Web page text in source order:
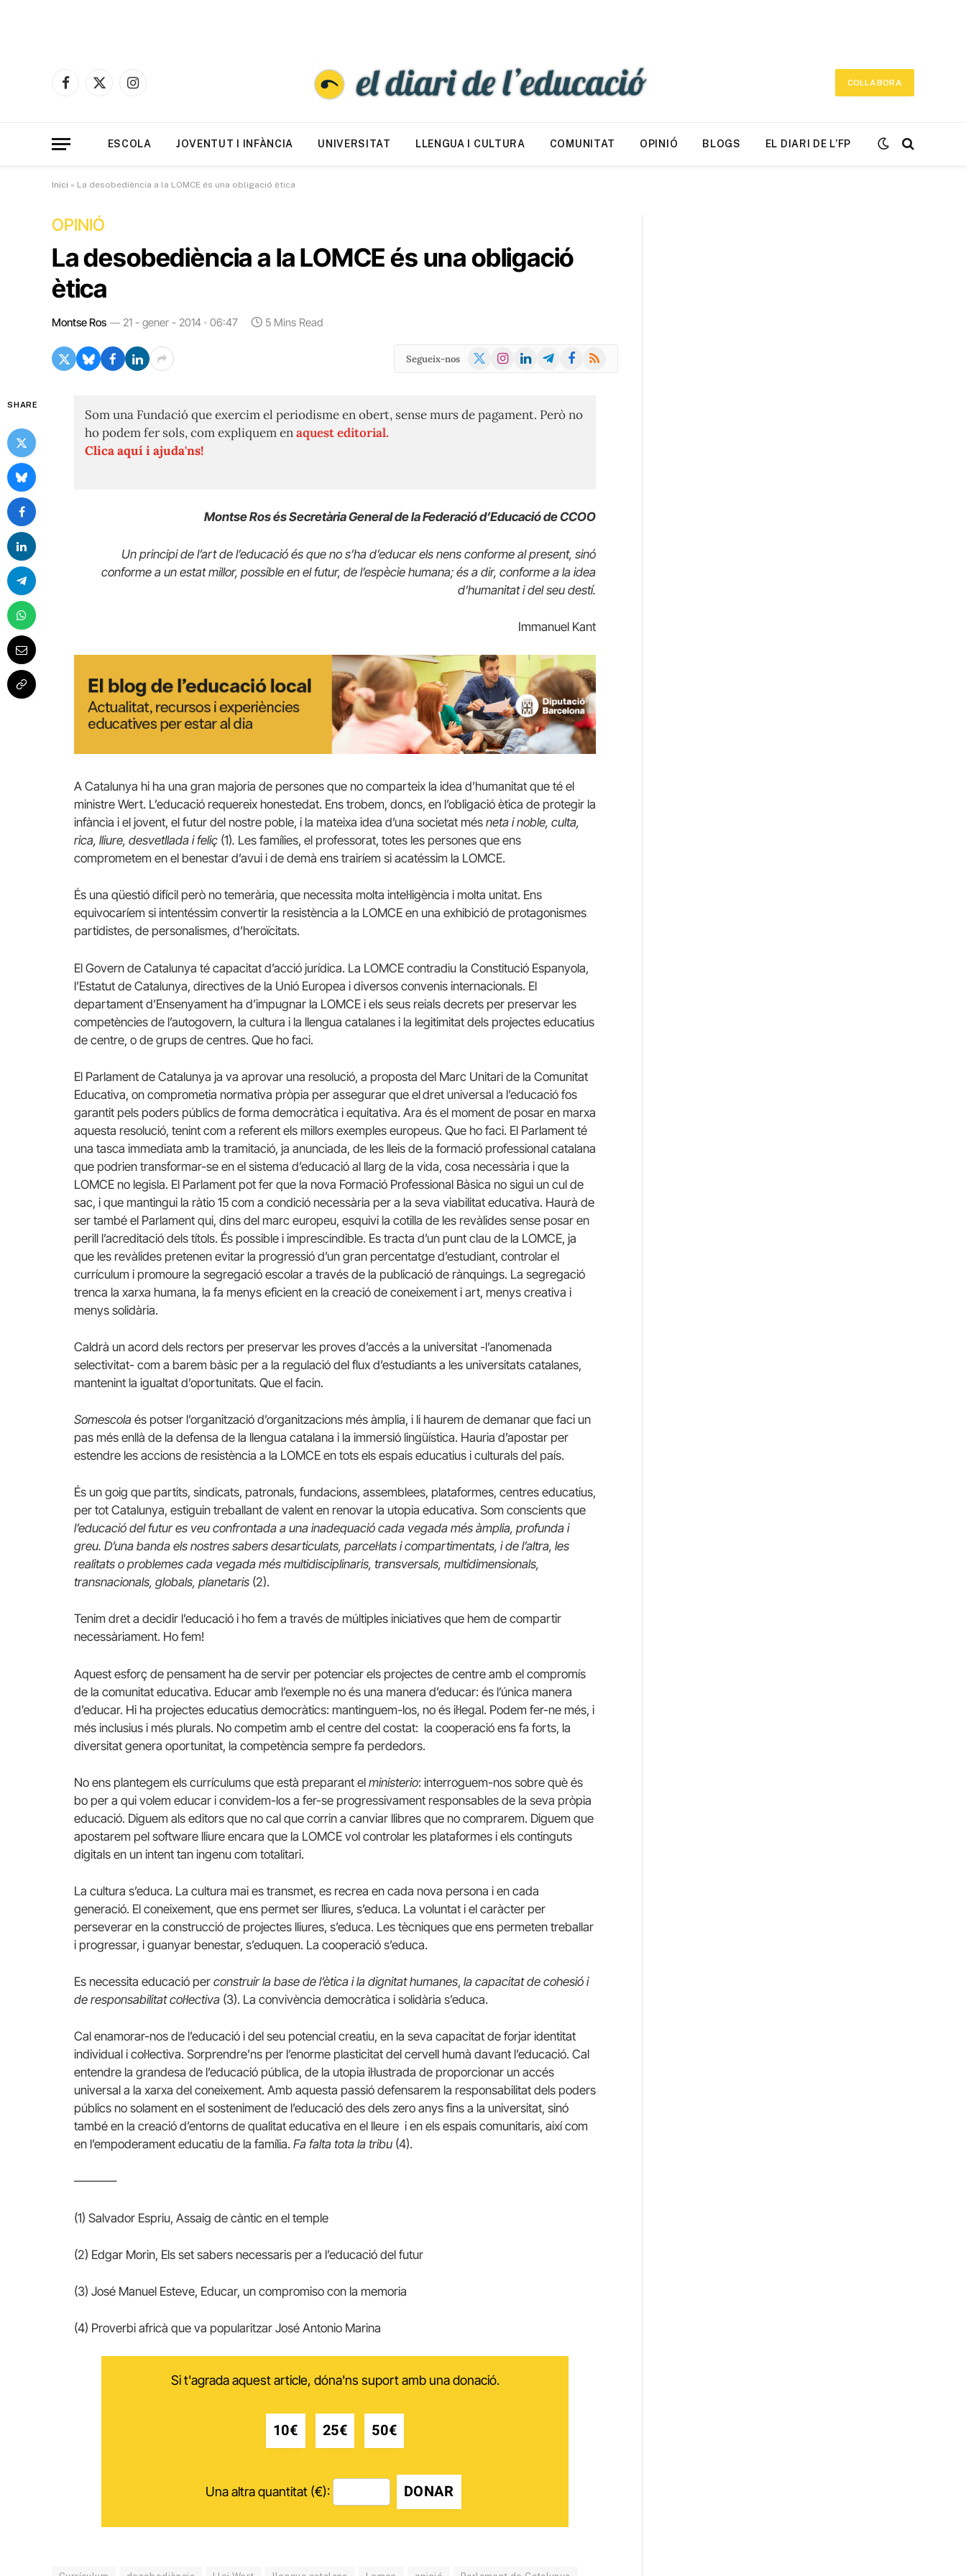
Facebook
X
Instagram
COL·LABORA
ESCOLA JOVENTUT I INFÀNCIA UNIVERSITAT LLENGUA I CULTURA COMUNITAT OPINIÓ BLOGS EL DIARI DE L’FP
Inici » La desobediència a la LOMCE és una obligació ètica
OPINIÓ
La desobediència a la LOMCE és una obligació
ètica
Montse Ros 21 - gener - 2014 · 06:47 5 Mins Read
Segueix-nos
X
Instagram
LinkedInTelegramFacebook
RSS
SHARE
Som una Fundació que exercim el periodisme en obert, sense murs de pagament. Però no
ho podem fer sols, com expliquem enaquest editorial.
Clica aquí i ajuda'ns!
Montse Ros és Secretària General de la Federació d’Educació deCCOO
Un principi de l’art de l’educació és que no s’ha d’educar els nens conforme al present, sinó
conforme a un estat millor, possible en el futur, de l’espècie humana; és a dir, conforme a la idea
d’humanitat i del seu destí.
Immanuel Kant
A Catalunya hi ha una gran majoria de persones que no comparteix la idea d’humanitat que té el
ministre Wert. L’educació requereix honestedat. Ens trobem, doncs, en l’obligació ètica de protegir la
infància i el jovent, el futur del nostre poble, i la mateixa idea d’una societat més neta i noble, culta,
rica, lliure, desvetllada i feliç (1). Les famílies, el professorat, totes les persones que ens
comprometem en el benestar d’avui i de demà ens trairíem si acatéssim la LOMCE.
És una qüestió difícil però no temerària, que necessita molta intel·ligència i molta unitat. Ens
equivocaríem si intentéssim convertir la resistència a la LOMCE en una exhibició de protagonismes
partidistes, de personalismes, d’heroïcitats.
El Govern de Catalunya té capacitat d’acció jurídica. La LOMCE contradiu la Constitució Espanyola,
l’Estatut de Catalunya, directives de la Unió Europea i diversos convenis internacionals. El
departament d’Ensenyament ha d’impugnar la LOMCE i els seus reials decrets per preservar les
competències de l’autogovern, la cultura i la llengua catalanes i la legitimitat dels projectes educatius
de centre, o de grups de centres. Que ho faci.
El Parlament de Catalunya ja va aprovar una resolució, a proposta del Marc Unitari de la Comunitat
Educativa, on comprometia normativa pròpia per assegurar que eldret universal a l’educació fos
garantit pels poders públics de forma democràtica i equitativa. Ara és el moment de posar en marxa
aquesta resolució, tenint com a referent els millors exemples europeus. Que ho faci. El Parlament té
una tasca immediata amb la tramitació, ja anunciada, de les lleis de la formació professional catalana
que podrien transformar-se en el sistema d’educació al llarg de la vida, cosa necessària i que la
LOMCE no legisla. El Parlament pot fer que la nova Formació Professional Bàsica no sigui un cul de
sac, i que mantingui la ràtio 15 com a condició necessària per a la seva viabilitat educativa. Haurà de
ser també el Parlament qui, dins del marc europeu, esquivi la cotilla de les revàlides sense posar en
perill l’acreditació dels títols. És possible i imprescindible. Es tracta d’un punt clau de la LOMCE, ja
que les revàlides pretenen evitar la progressió d’un gran percentatge d’estudiant, controlar el
currículum i promoure la segregació escolar a través de la publicació de rànquings. La segregació
trenca la xarxa humana, la fa menys eficient en la creació de coneixement i art, menys creativa i
menys solidària.
Caldrà un acord dels rectors per preservar les proves d’accés a la universitat -l’anomenada
selectivitat- com a barem bàsic per a la regulació del flux d’estudiants a les universitats catalanes,
mantenint la igualtat d’oportunitats. Que el facin.
Somescola és potser l’organització d’organitzacions més àmplia, i li haurem de demanar que faci un
pas més enllà de la defensa de la llengua catalana i la immersió lingüística. Hauria d’apostar per
estendre les accions de resistència a la LOMCE en tots els espais educatius i culturals del país.
És un goig que partits, sindicats, patronals, fundacions, assemblees, plataformes, centres educatius,
per tot Catalunya, estiguin treballant de valent en renovar la utopia educativa. Som conscients que
l’educació del futur es veu confrontada a una inadequació cada vegada més àmplia, profunda i
greu. D’una banda els nostres sabers desarticulats, parcel·lats i compartimentats, i de l’altra, les
realitats o problemes cada vegada més multidisciplinaris, transversals, multidimensionals,
transnacionals, globals, planetaris (2).
Tenim dret a decidir l’educació i ho fem a través de múltiples iniciatives que hem de compartir
necessàriament. Ho fem!
Aquest esforç de pensament ha de servir per potenciar els projectes de centre amb el compromís
de la comunitat educativa. Educar amb l’exemple no és una manera d’educar: és l’única manera
d’educar. Hi ha projectes educatius democràtics: mantinguem-los, no és il·legal. Podem fer-ne més, i
més inclusius i més plurals. No competim amb el centre del costat: la cooperació ens fa forts, la
diversitat genera oportunitat, la competència sempre fa perdedors.
No ens plantegem els currículums que està preparant el ministerio: interroguem-nos sobre què és
bo per a qui volem educar i convidem-los a fer-se progressivament responsables de la seva pròpia
educació. Diguem als editors que no cal que corrin a canviar llibres que no comprarem. Diguem que
apostarem pel software lliure encara que la LOMCE vol controlar les plataformes i els continguts
digitals en un intent tan ingenu com totalitari.
La cultura s’educa. La cultura mai es transmet, es recrea en cada nova persona i en cada
generació. El coneixement, que ens permet ser lliures, s’educa. La voluntat i el caràcter per
perseverar en la construcció de projectes lliures, s’educa. Les tècniques que ens permeten treballar
i progressar, i guanyar benestar, s’eduquen. La cooperació s’educa.
Es necessita educació per construir la base de l’ètica i la dignitat humanes, la capacitat de cohesió i
de responsabilitat col·lectiva (3). La convivència democràtica i solidària s’educa.
Cal enamorar-nos de l’educació i del seu potencial creatiu, en la seva capacitat de forjar identitat
individual i col·lectiva. Sorprendre’ns per l’enorme plasticitat del cervell humà davant l’educació. Cal
entendre la grandesa de l’educació pública, de la utopia il·lustrada de proporcionar un accés
universal a la xarxa del coneixement. Amb aquesta passió defensarem la responsabilitat dels poders
públics no solament en el sosteniment de l’educació des dels zero anys fins a la universitat, sinó
també en la creació d’entorns de qualitat educativa en el lleure i en els espais comunitaris, així com
en l’empoderament educatiu de la família. Fa falta tota la tribu (4).
———–
(1) Salvador Espriu, Assaig de càntic en el temple
(2) Edgar Morin, Els set sabers necessaris per a l’educació del futur
(3) José Manuel Esteve, Educar, un compromiso con la memoria
(4) Proverbi africà que va popularitzar José Antonio Marina
Si t'agrada aquest article, dóna'ns suport amb una donació.
10€ 25€ 50€
Una altra quantitat (€): DONAR